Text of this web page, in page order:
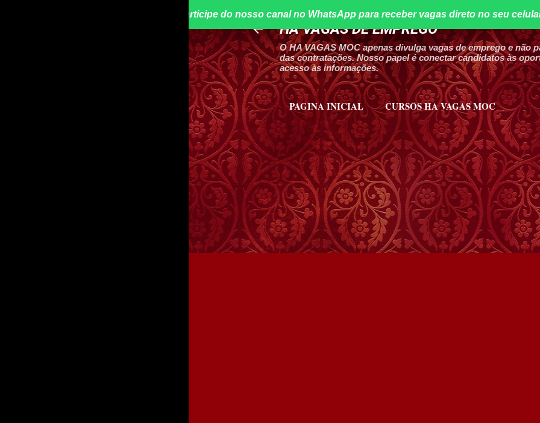
Pular para o conteúdo principal
HA VAGAS DE EMPREGO
O HA VAGAS MOC apenas divulga vagas de emprego e não
das contratações. Nosso papel é conectar candidatos às
acesso às informações.
📢 Participe do nosso canal no WhatsApp para receber vagas direto no seu
PAGINA INICIAL CURSOS HA VAGAS MOC